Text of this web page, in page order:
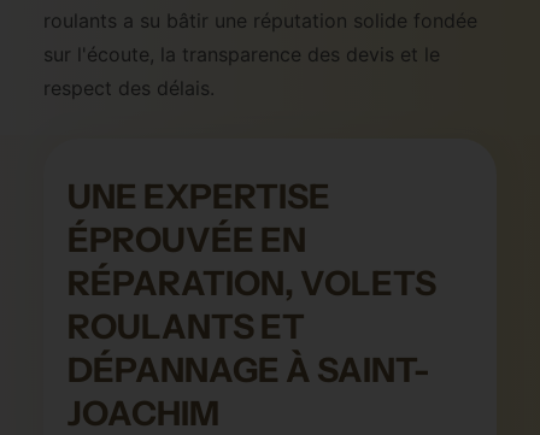
roulants a su bâtir une réputation solide fondée
sur l'écoute, la transparence des devis et le
respect des délais.
UNE EXPERTISE
ÉPROUVÉE EN
RÉPARATION, VOLETS
ROULANTS ET
DÉPANNAGE À SAINT-
JOACHIM